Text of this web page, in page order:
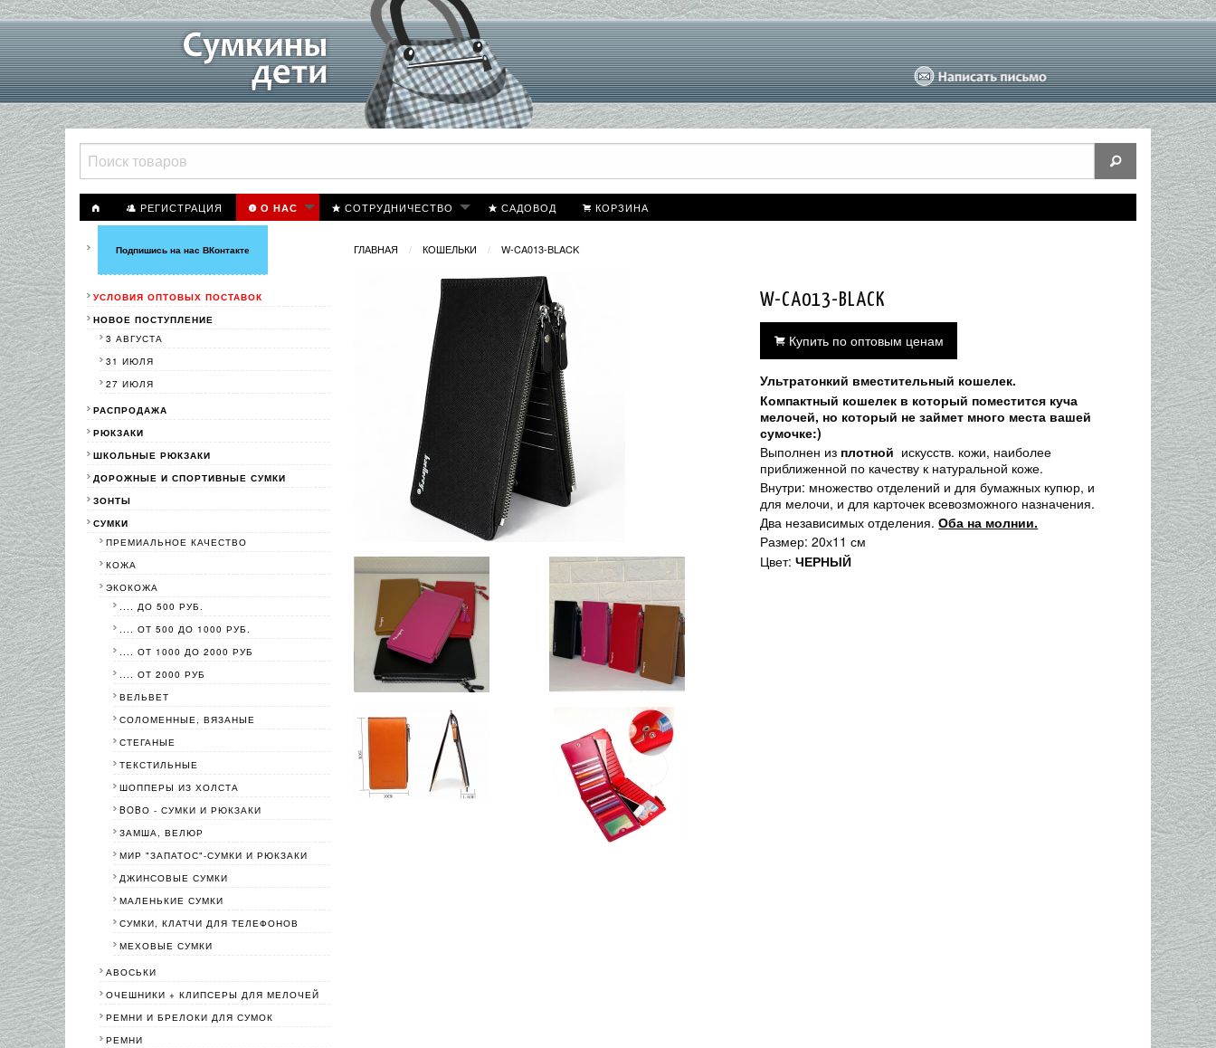
РЕГИСТРАЦИЯ О НАС СОТРУДНИЧЕСТВО САДОВОД КОРЗИНА
ГЛАВНАЯ КОШЕЛЬКИ W-CA013-BLACK
W-CA013-BLACK
Купить по оптовым ценам
Ультратонкий вместительный кошелек.
Компактный кошелек в который поместится куча
мелочей, но который не займет много места вашей
сумочке:)
Выполнен из плотной искусств. кожи, наиболее
приближенной по качеству к натуральной коже.
Внутри: множество отделений и для бумажных купюр, и
для мелочи, и для карточек всевозможного назначения.
Два независимых отделения.Оба на молнии.
Размер: 20х11 см
Цвет:ЧЕРНЫЙ
Подпишись на нас ВКонтакте
УСЛОВИЯ ОПТОВЫХ ПОСТАВОК
НОВОЕ ПОСТУПЛЕНИЕ
3 АВГУСТА
31 ИЮЛЯ
27 ИЮЛЯ
РАСПРОДАЖА
РЮКЗАКИ
ШКОЛЬНЫЕ РЮКЗАКИ
ДОРОЖНЫЕ И СПОРТИВНЫЕ СУМКИ
ЗОНТЫ
СУМКИ
ПРЕМИАЛЬНОЕ КАЧЕСТВО
КОЖА
ЭКОКОЖА
.... ДО 500 РУБ.
.... ОТ 500 ДО 1000 РУБ.
.... ОТ 1000 ДО 2000 РУБ
.... ОТ 2000 РУБ
ВЕЛЬВЕТ
СОЛОМЕННЫЕ, ВЯЗАНЫЕ
СТЕГАНЫЕ
ТЕКСТИЛЬНЫЕ
ШОППЕРЫ ИЗ ХОЛСТА
BOBО - СУМКИ И РЮКЗАКИ
ЗАМША, ВЕЛЮР
МИР "ЗАПАТОС"-СУМКИ И РЮКЗАКИ
ДЖИНСОВЫЕ СУМКИ
МАЛЕНЬКИЕ СУМКИ
СУМКИ, КЛАТЧИ ДЛЯ ТЕЛЕФОНОВ
МЕХОВЫЕ СУМКИ
АВОСЬКИ
ОЧЕШНИКИ + КЛИПСЕРЫ ДЛЯ МЕЛОЧЕЙ
РЕМНИ И БРЕЛОКИ ДЛЯ СУМОК
РЕМНИ